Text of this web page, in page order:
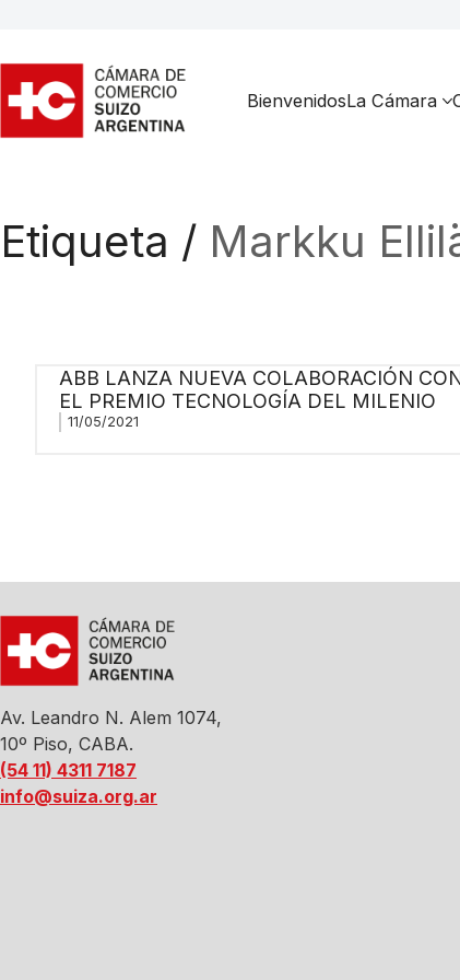
BienvenidosLa Cámara
Etiqueta / Markku
ABB LANZA NUEVA COLABORACIÓN
EL PREMIO TECNOLOGÍA DEL MILENIO
11/05/2021
Av. Leandro N. Alem 1074,
10º Piso, CABA.
(54 11) 4311 7187
info@suiza.org.ar